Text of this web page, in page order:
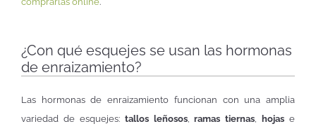
¿Con qué esquejes se usan las hormonas
de enraizamiento?
Las hormonas de enraizamiento funcionan con una amplia
variedad de esquejes: tallos leñosos,ramas tiernas hojas e